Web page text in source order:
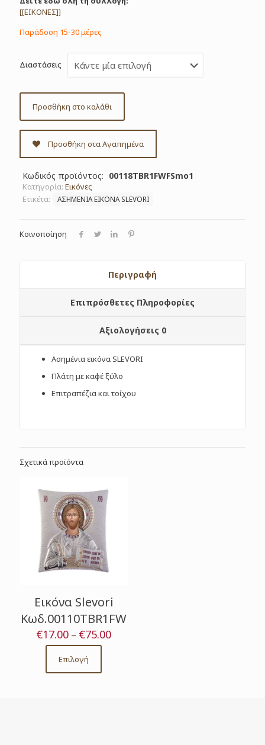
[[ΕΙΚΟΝΕΣ]]
Παράδοση 15-30 μέρες
Διαστάσεις
Προσθήκη στο καλάθι
Προσθήκη στα Αγαπημένα
Κωδικός προϊόντος: 00118TBR1FWFSmo1
Κατηγορία: Εικόνες
Ετικέτα:
ΑΣΗΜΕΝΙΑ ΕΙΚΟΝΑ SLEVORI
Κοινοποίηση
Περιγραφή
Επιπρόσθετες Πληροφορίες
Αξιολογήσεις 0
Ασημένια εικόνα SLEVORI
Πλάτη με καφέ ξύλο
Επιτραπέζια και τοίχου
Σχετικά προϊόντα
Εικόνα Slevori
Κωδ.00110TBR1FW
€17.00 – €75.00Price
Επιλογή
This
product